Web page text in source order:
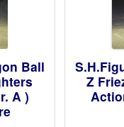
Ball
A )
Z